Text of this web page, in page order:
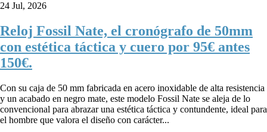
24 Jul, 2026
Reloj Fossil Nate, el cronógrafo de 50mm
con estética táctica y cuero por 95€ antes
150€.
Con su caja de 50 mm fabricada en acero inoxidable de alta resistencia
y un acabado en negro mate, este modelo Fossil Nate se aleja de lo
convencional para abrazar una estética táctica y contundente, ideal para
el hombre que valora el diseño con carácter...